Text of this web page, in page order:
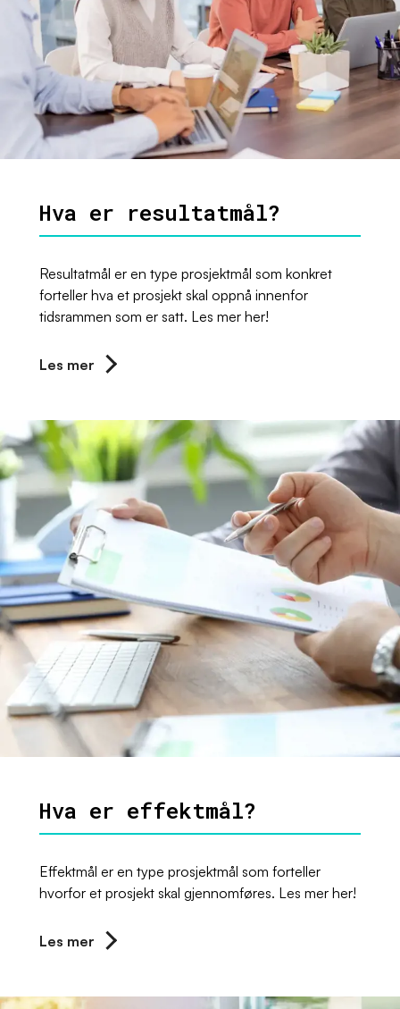
Hva er resultatmål?
Resultatmål er en type prosjektmål som konkret
forteller hva et prosjekt skal oppnå innenfor
tidsrammen som er satt. Les mer her!
Les mer
Hva er effektmål?
Effektmål er en type prosjektmål som forteller
hvorfor et prosjekt skal gjennomføres. Les mer her!
Les mer